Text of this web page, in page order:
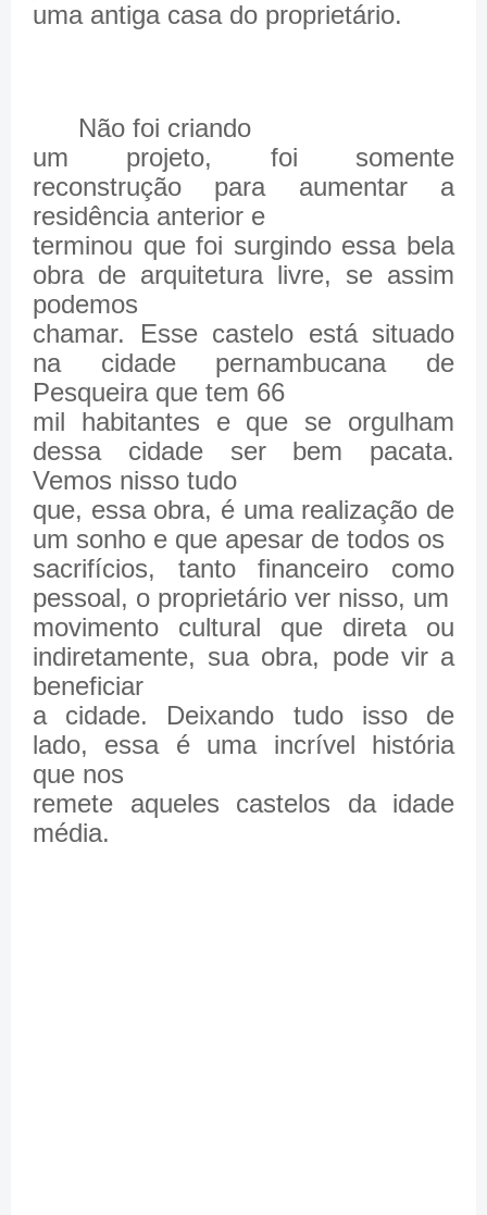
uma antiga casa do proprietário.
Não foi criando
um projeto, foi somente
reconstrução para aumentar a
residência anterior e
terminou que foi surgindo essa bela
obra de arquitetura livre, se assim
podemos
chamar. Esse castelo está situado
na cidade pernambucana de
Pesqueira que tem 66
mil habitantes e que se orgulham
dessa cidade ser bem pacata.
Vemos nisso tudo
que, essa obra, é uma realização de
um sonho e que apesar de todos os
sacrifícios, tanto financeiro como
pessoal, o proprietário ver nisso, um
movimento cultural que direta ou
indiretamente, sua obra, pode vir a
beneficiar
a cidade. Deixando tudo isso de
lado, essa é uma incrível história
que nos
remete aqueles castelos da idade
média.